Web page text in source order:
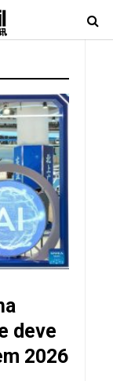
deve
2026